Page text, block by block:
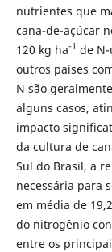
nutrientes que
cana-de-açúcar
120 kg ha-1 de
outros países
N são
alguns casos,
impacto
da cultura de
Sul do Brasil, a
necessária para
em média de
do nitrogênio
entre os